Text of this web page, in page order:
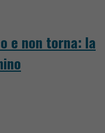
e non torna: la